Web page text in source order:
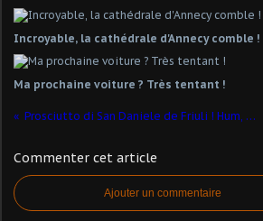
Incroyable, la cathédrale d'Annecy comble !
Ma prochaine voiture ? Très tentant !
Prosciutto di San Daniele de Friuli ! Hum, hum, hum !
Commenter cet article
Ajouter un commentaire